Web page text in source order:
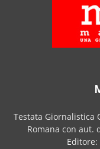
Testata Giornalistica
Romana con aut.